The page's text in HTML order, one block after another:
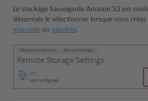
Le stockage Sauvegarde Amazon S3 est
désormais le sélectionner lorsque vous créez
manuelle ou planifiée.